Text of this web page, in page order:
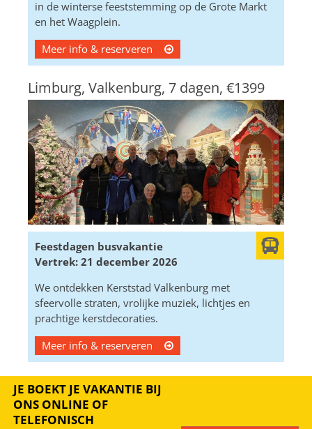
in de winterse feeststemming op de Grote Markt
en het Waagplein.
Meer info & reserveren
Limburg, Valkenburg, 7 dagen, €1399
Feestdagen busvakantie
Vertrek: 21 december 2026
We ontdekken Kerststad Valkenburg met
sfeervolle straten, vrolijke muziek, lichtjes en
prachtige kerstdecoraties.
Meer info & reserveren
JE BOEKT JE VAKANTIE BIJ
ONS ONLINE OF
TELEFONISCH